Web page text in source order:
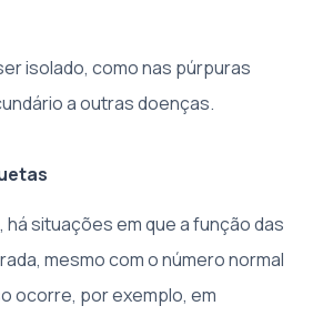
isolado, como nas púrpuras
a outras doenças.
há situações em que a função das
mesmo com o número normal
ocorre, por exemplo, em